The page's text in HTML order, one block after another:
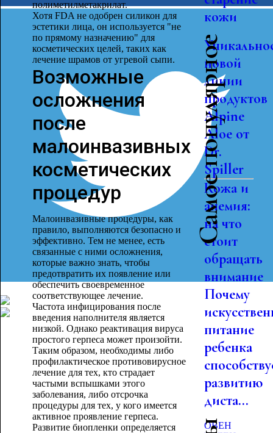
полиметилметакрилат.
Хотя FDA не одобрен силикон для
эстетики лица, он используется "не
по прямому назначению" для
косметических целей, таких как
лечение шрамов от угревой сыпи.
Возможные
осложнения
после
малоинвазивных
косметических
процедур
Малоинвазивные процедуры, как
правило, выполняются безопасно и
эффективно. Тем не менее, есть
связанные с ними осложнения,
которые важно знать, чтобы
предотвратить их появление или
обеспечить своевременное
соответствующее лечение.
Частота инфицирования после
введения наполнителя является
низкой. Однако реактивация вируса
простого герпеса может произойти.
Таким образом, необходимы либо
профилактическое противовирусное
лечение для тех, кто страдает
частыми вспышками этого
заболевания, либо отсрочка
процедуры для тех, у кого имеется
активное проявление герпеса.
Развитие биопленки определяется
кожи
Самое популярное
новой
линии
продуктов
Alpine
Aloe от
Dr.
Spiller
Кожа и
анемия:
на что
стоит
обращать
внимание
Почему
питание
ребенка
развитию
диста...
ОВЕН